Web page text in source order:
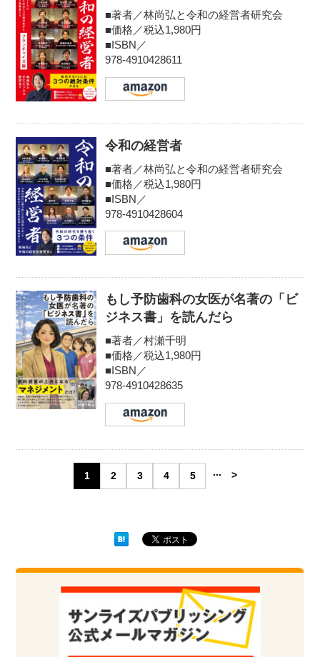
■著者／林尚弘と令和の経営者研究会
■価格／税込1,980円
■ISBN／
978-4910428611
令和の経営者
■著者／林尚弘と令和の経営者研究会
■価格／税込1,980円
■ISBN／
978-4910428604
もし予防歯科の女医が名著の「ビ
ジネス書」を読んだら
■著者／村瀬千明
■価格／税込1,980円
■ISBN／
978-4910428635
1 2 3 4 5 ... >